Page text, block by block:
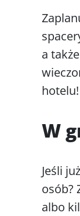
a
hotelu!
W
Jeśli
osób?
albo